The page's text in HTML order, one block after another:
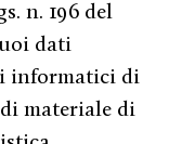
n. 196 del
dati
informatici di
materiale di